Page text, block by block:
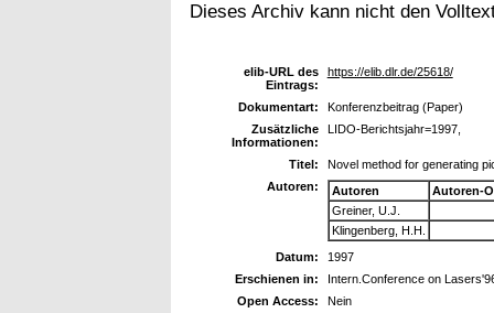
Dieses Archiv kann nicht den
elib-URL des
Eintrags:
https://elib.dlr.de/25618/
Dokumentart:
Konferenzbeitrag (Paper)
Zusätzliche
Informationen:
LIDO-Berichtsjahr=1997,
Titel:
Novel method for generating
Autoren:
Autoren
Autoren-
Greiner, U.J.
Klingenberg, H.H.
Datum:
1997
Erschienen in:
Intern.Conference on
Open Access:
Nein